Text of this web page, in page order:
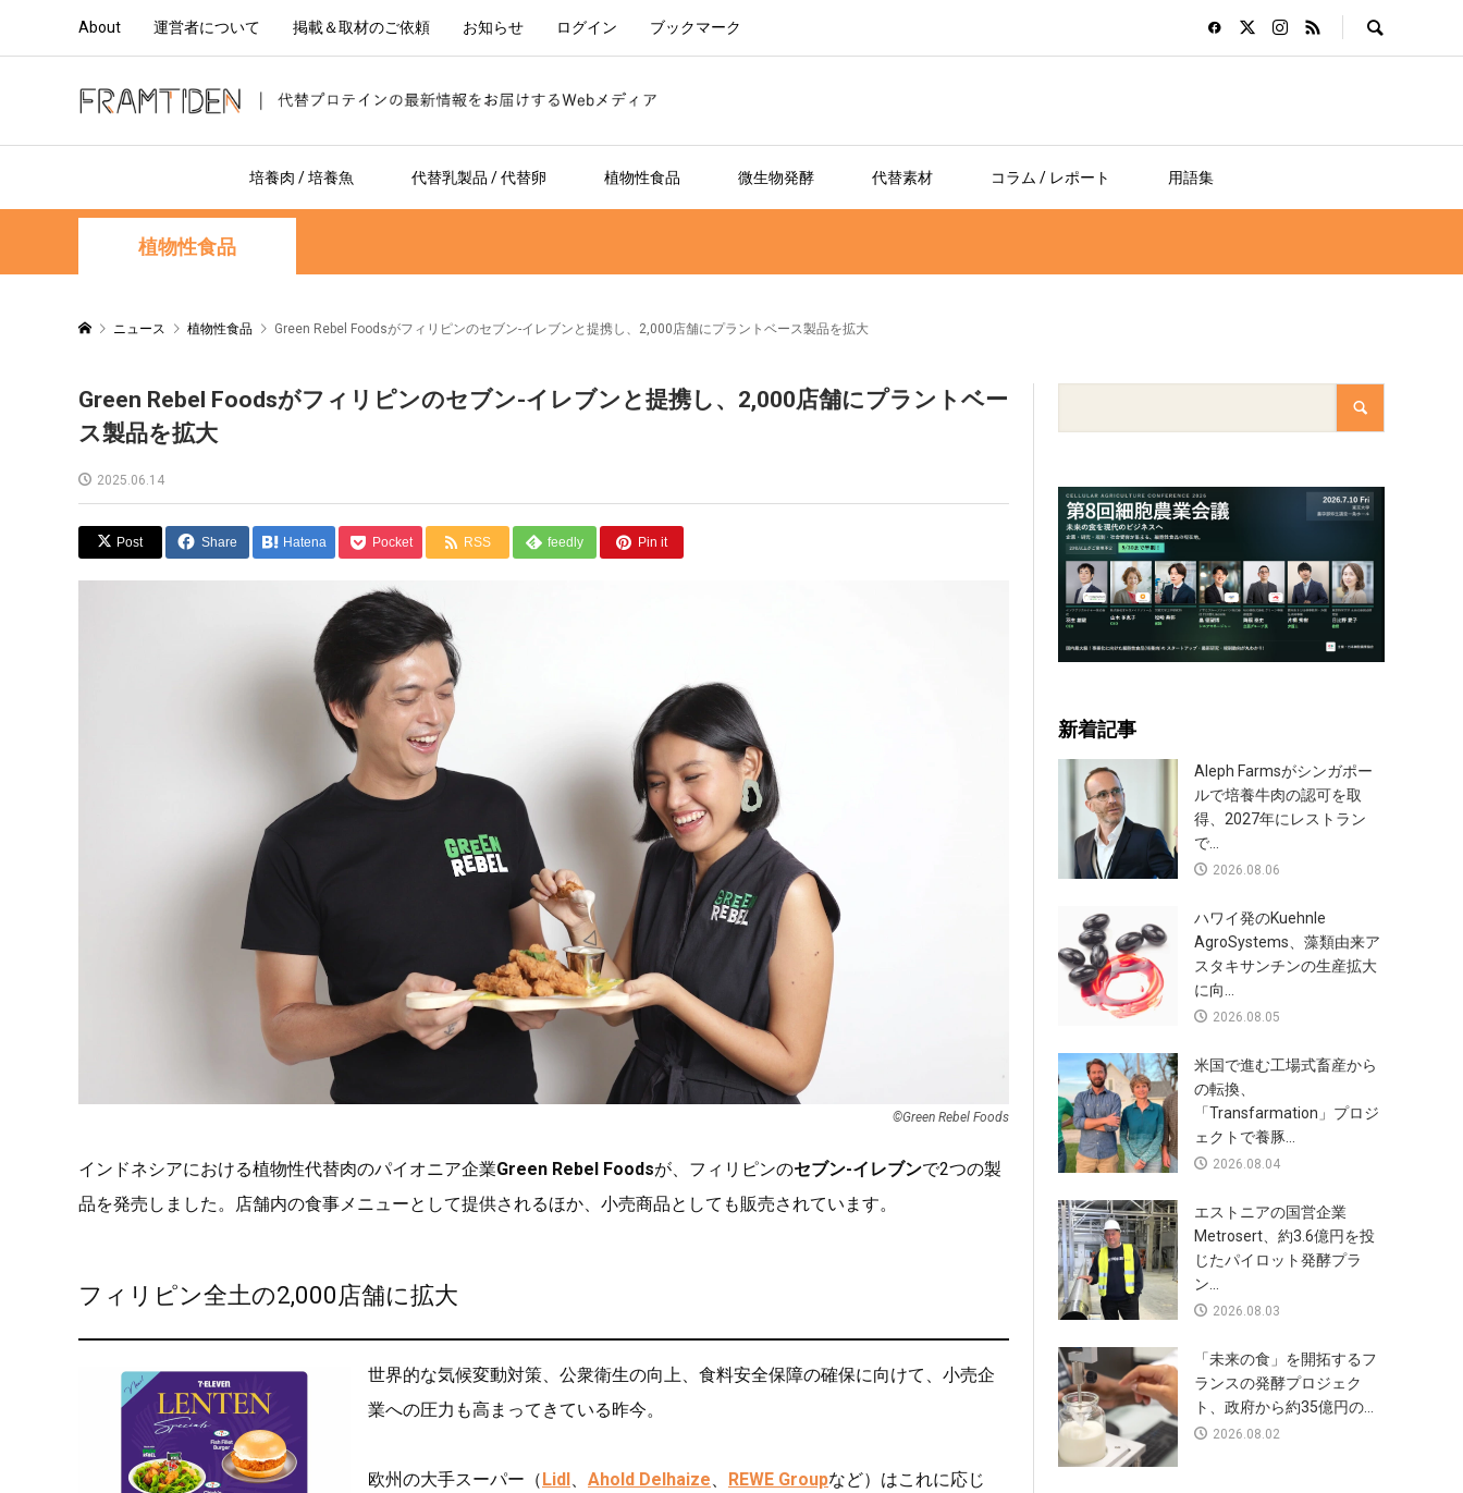
About 運営者について 掲載＆取材のご依頼 お知らせ ログイン ブックマーク
培養肉 / 培養魚 代替乳製品 / 代替卵 植物性食品 微生物発酵 代替素材 コラム / レポート 用語集
植物性食品
ニュース 植物性食品 Green Rebel Foodsがフィリピンのセブン-イレブンと提携し、2,000店舗にプラントベース製品を拡大
Green Rebel Foodsがフィリピンのセブン-イレブンと提携し、2,000店舗にプラントベー
ス製品を拡大
2025.06.14
Post Share Hatena Pocket RSS feedly Pin it
©Green Rebel Foods
インドネシアにおける植物性代替肉のパイオニア企業Green Rebel Foodsが、フィリピンのセブン-イレブンで2つの製
品を発売しました。店舗内の食事メニューとして提供されるほか、小売商品としても販売されています。
フィリピン全土の2,000店舗に拡大
世界的な気候変動対策、公衆衛生の向上、食料安全保障の確保に向けて、小売企
業への圧力も高まってきている昨今。
欧州の大手スーパー（Lidl、 Ahold Delhaize、 REWE Groupなど）はこれに応じ
新着記事
Aleph Farmsがシンガポー
ルで培養牛肉の認可を取
得、2027年にレストラン
で...
2026.08.06
ハワイ発のKuehnle
AgroSystems、藻類由来ア
スタキサンチンの生産拡大
に向...
2026.08.05
米国で進む工場式畜産から
の転換、
「Transfarmation」プロジ
ェクトで養豚...
2026.08.04
エストニアの国営企業
Metrosert、約3.6億円を投
じたパイロット発酵プラ
ン...
2026.08.03
「未来の食」を開拓するフ
ランスの発酵プロジェク
ト、政府から約35億円の...
2026.08.02